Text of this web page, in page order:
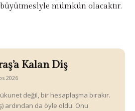
mümkün olacaktır.
Kalan Diş
2026
değil, bir hesaplaşma bırakır.
ardından da öyle oldu. Onu